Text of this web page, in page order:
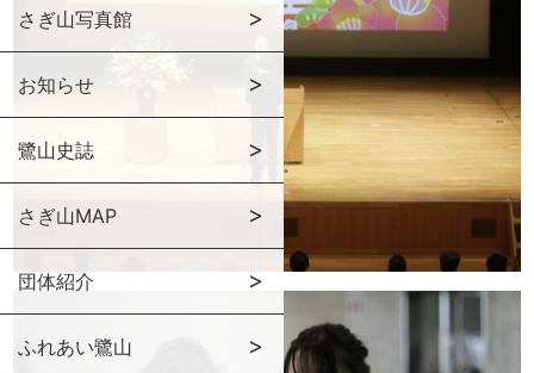
さぎ山写真館
お知らせ
鷺山史誌
さぎ山MAP
団体紹介
ふれあい鷺山